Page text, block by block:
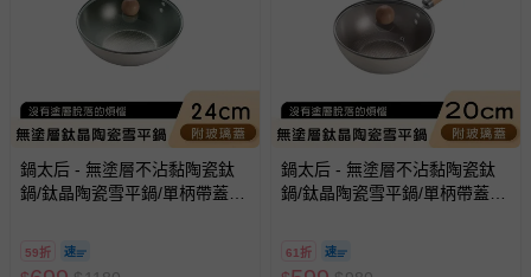
鍋太后 - 無塗層不沾黏陶瓷鈦
鍋/鈦晶陶瓷雪平鍋/單柄帶蓋炒
59折
鍋太后 - 無塗層不沾黏陶瓷鈦
鍋/鈦晶陶瓷雪平鍋/單柄帶蓋雪
61折